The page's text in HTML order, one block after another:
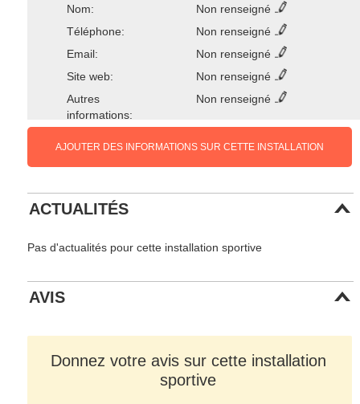
Nom:
Non renseigné
Téléphone:
Non renseigné
Email:
Non renseigné
Site web:
Non renseigné
Autres
informations:
Non renseigné
AJOUTER DES INFORMATIONS SUR CETTE INSTALLATION
ACTUALITÉS
Pas d'actualités pour cette installation sportive
AVIS
Donnez votre avis sur cette installation
sportive